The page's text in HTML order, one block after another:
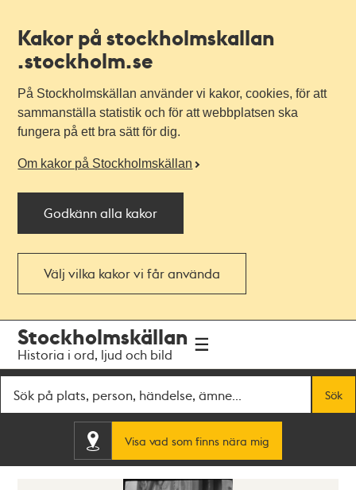
Kakor på stockholmskallan
.stockholm.se
På Stockholmskällan använder vi kakor, cookies, för att
sammanställa statistik och för att webbplatsen ska
fungera på ett bra sätt för dig.
Om kakor på Stockholmskällan
Godkänn alla kakor
Välj vilka kakor vi får använda
navigationen
huvudinnehållet
Stockholmskällan
Historia i ord, ljud och bild
Sök
Visa vad som finns nära mig